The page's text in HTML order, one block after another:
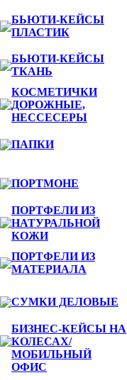
БЬЮТИ-КЕЙСЫ
ПЛАСТИК
БЬЮТИ-КЕЙСЫ
ТКАНЬ
КОСМЕТИЧКИ
ДОРОЖНЫЕ,
НЕССЕСЕРЫ
ПАПКИ
ПОРТМОНЕ
ПОРТФЕЛИ ИЗ
НАТУРАЛЬНОЙ
КОЖИ
ПОРТФЕЛИ ИЗ
МАТЕРИАЛА
СУМКИ ДЕЛОВЫЕ
БИЗНЕС-КЕЙСЫ НА
КОЛЕСАХ/
МОБИЛЬНЫЙ
ОФИС